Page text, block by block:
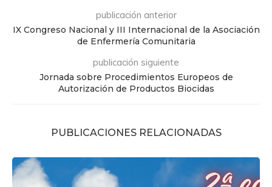
publicación anterior
IX Congreso Nacional y III Internacional de la Asociación
de Enfermería Comunitaria
publicación siguiente
Jornada sobre Procedimientos Europeos de
Autorización de Productos Biocidas
PUBLICACIONES RELACIONADAS